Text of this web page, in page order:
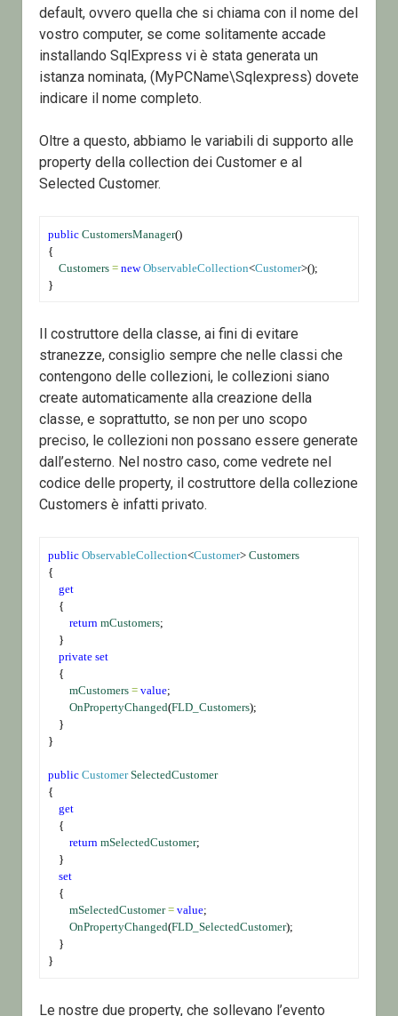
default, ovvero quella che si chiama con il nome del
vostro computer, se come solitamente accade
installando SqlExpress vi è stata generata un
istanza nominata, (MyPCName\Sqlexpress) dovete
indicare il nome completo.
Oltre a questo, abbiamo le variabili di supporto alle
property della collection dei Customer e al
Selected Customer.
public CustomersManager()
{
Customers = new ObservableCollection<Customer>();
}
Il costruttore della classe, ai fini di evitare
stranezze, consiglio sempre che nelle classi che
contengono delle collezioni, le collezioni siano
create automaticamente alla creazione della
classe, e soprattutto, se non per uno scopo
preciso, le collezioni non possano essere generate
dall’esterno. Nel nostro caso, come vedrete nel
codice delle property, il costruttore della collezione
Customers è infatti privato.
public ObservableCollection<Customer> Customers
{
get
    {
return mCustomers;
    }
private set
    {
mCustomers = value;
OnPropertyChanged(FLD_Customers);
    }
}
public Customer SelectedCustomer
{
get
    {
return mSelectedCustomer;
    }
set
    {
mSelectedCustomer = value;
OnPropertyChanged(FLD_SelectedCustomer);
    }
}
Le nostre due property, che sollevano l’evento